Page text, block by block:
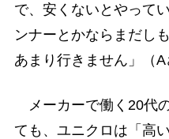
で、安くないとやって
ンナーとかならまだし
あまり行きません」（A
メーカーで働く20代
ても、ユニクロは「高